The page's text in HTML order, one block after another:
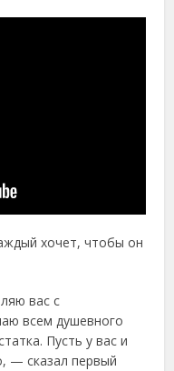
хочет, чтобы он
вас с
всем душевного
Пусть у вас и
— сказал первый